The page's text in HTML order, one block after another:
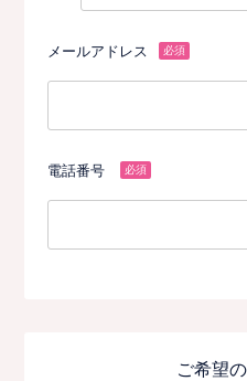
メールアドレス 必須
電話番号 必須
ご希望